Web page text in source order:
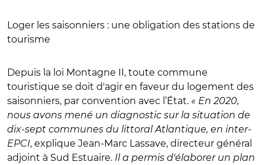
Loger les saisonniers : une obligation des stations de
tourisme
Depuis la loi Montagne II, toute commune
touristique se doit d'agir en faveur du logement des
saisonniers, par convention avec l’État. « En 2020,
nous avons mené un diagnostic sur la situation de
dix-sept communes du littoral Atlantique, en inter-
EPCI, explique Jean-Marc Lassave, directeur général
adjoint à Sud Estuaire. Il a permis d'élaborer un plan